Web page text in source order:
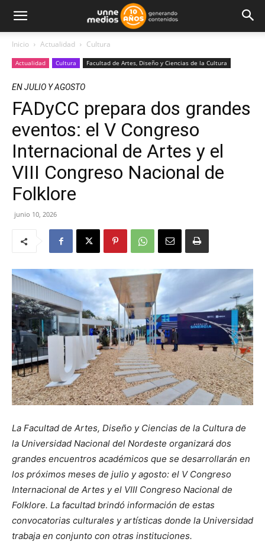
Inicio Actualidad Cultura
Actualidad Cultura Facultad de Artes, Diseño y Ciencias de la Cultura
EN JULIO Y AGOSTO
FADyCC prepara dos grandes
eventos: el V Congreso
Internacional de Artes y el
VIII Congreso Nacional de
Folklore
junio 10, 2026
La Facultad de Artes, Diseño y Ciencias de la Cultura de
la Universidad Nacional del Nordeste organizará dos
grandes encuentros académicos que se desarrollarán en
los próximos meses de julio y agosto: el V Congreso
Internacional de Artes y el VIII Congreso Nacional de
Folklore. La facultad brindó información de estas
convocatorias culturales y artísticas donde la Universidad
trabaja en conjunto con otras instituciones.